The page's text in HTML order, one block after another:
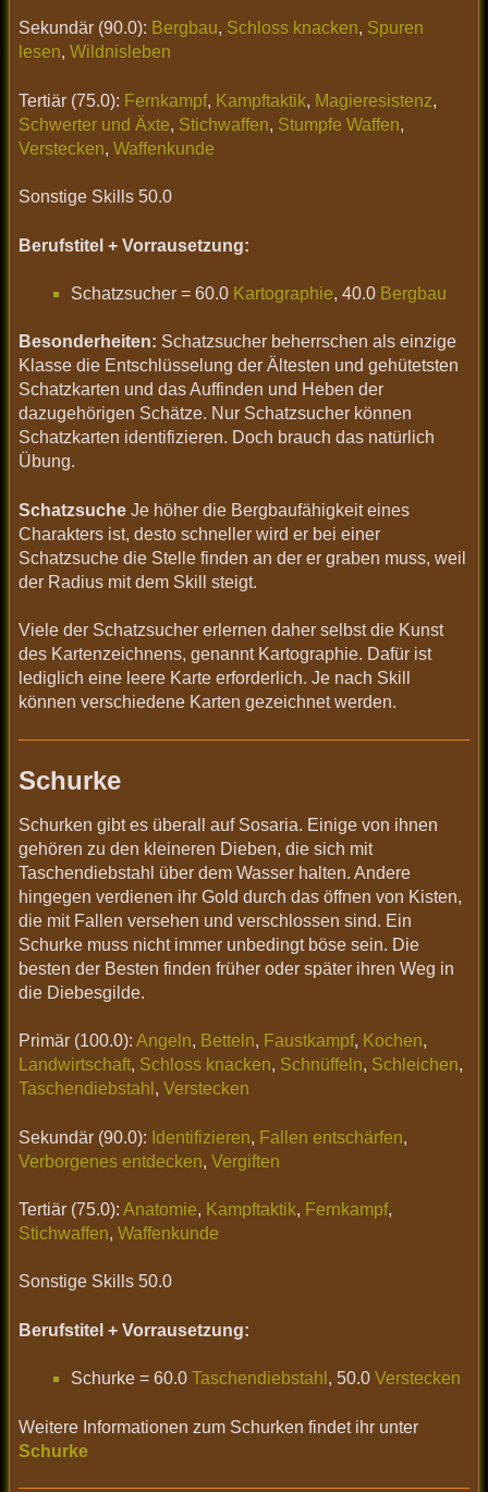
Sekundär (90.0): Bergbau, Schloss knacken, Spuren
lesen, Wildnisleben
Tertiär (75.0): Fernkampf, Kampftaktik, Magieresistenz,
Schwerter und Äxte, Stichwaffen, Stumpfe Waffen,
Verstecken, Waffenkunde
Sonstige Skills 50.0
Berufstitel + Vorrausetzung:
Schatzsucher = 60.0 Kartographie, 40.0 Bergbau
Besonderheiten: Schatzsucher beherrschen als einzige
Klasse die Entschlüsselung der Ältesten und gehütetsten
Schatzkarten und das Auffinden und Heben der
dazugehörigen Schätze. Nur Schatzsucher können
Schatzkarten identifizieren. Doch brauch das natürlich
Übung.
Schatzsuche Je höher die Bergbaufähigkeit eines
Charakters ist, desto schneller wird er bei einer
Schatzsuche die Stelle finden an der er graben muss, weil
der Radius mit dem Skill steigt.
Viele der Schatzsucher erlernen daher selbst die Kunst
des Kartenzeichnens, genannt Kartographie. Dafür ist
lediglich eine leere Karte erforderlich. Je nach Skill
können verschiedene Karten gezeichnet werden.
Schurke
Schurken gibt es überall auf Sosaria. Einige von ihnen
gehören zu den kleineren Dieben, die sich mit
Taschendiebstahl über dem Wasser halten. Andere
hingegen verdienen ihr Gold durch das öffnen von Kisten,
die mit Fallen versehen und verschlossen sind. Ein
Schurke muss nicht immer unbedingt böse sein. Die
besten der Besten finden früher oder später ihren Weg in
die Diebesgilde.
Primär (100.0): Angeln, Betteln, Faustkampf, Kochen,
Landwirtschaft, Schloss knacken, Schnüffeln, Schleichen,
Taschendiebstahl , Verstecken
Sekundär (90.0): Identifizieren, Fallen entschärfen,
Verborgenes entdecken, Vergiften
Tertiär (75.0): Anatomie, Kampftaktik, Fernkampf,
Stichwaffen, Waffenkunde
Sonstige Skills 50.0
Berufstitel + Vorrausetzung:
Schurke = 60.0 Taschendiebstahl , 50.0 Verstecken
Weitere Informationen zum Schurken findet ihr unter
Schurke